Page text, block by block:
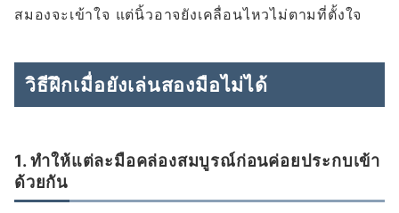
สมองจะเข้าใจ แต่นิ้วอาจยังเคลื่อนไหวไม่ตามที่ตั้งใจ
วิธีฝึกเมื่อยังเล่นสองมือไม่ได้
1. ทำให้แต่ละมือคล่องสมบูรณ์ก่อนค่อยประกบเข้า
ด้วยกัน